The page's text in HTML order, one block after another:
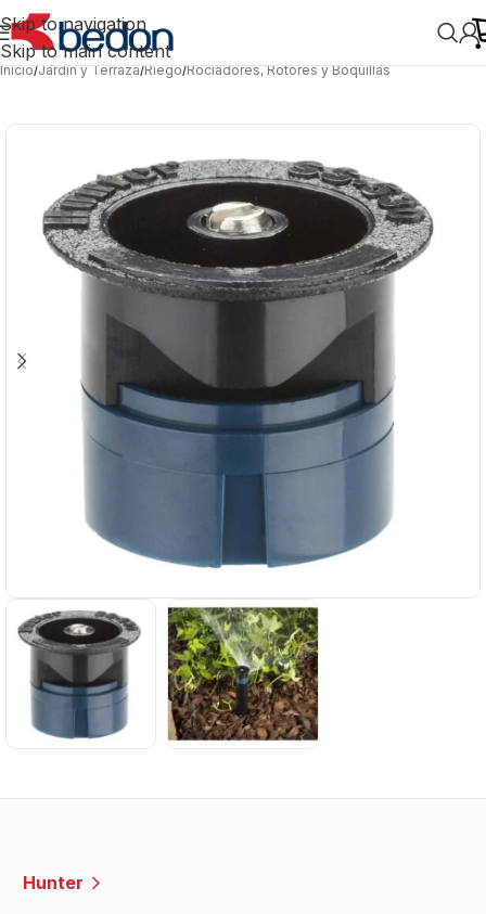
Skip to navigation
Skip to main content
Inicio/Jardín y Terraza/Riego/Rociadores, Rotores y Boquillas
Hunter